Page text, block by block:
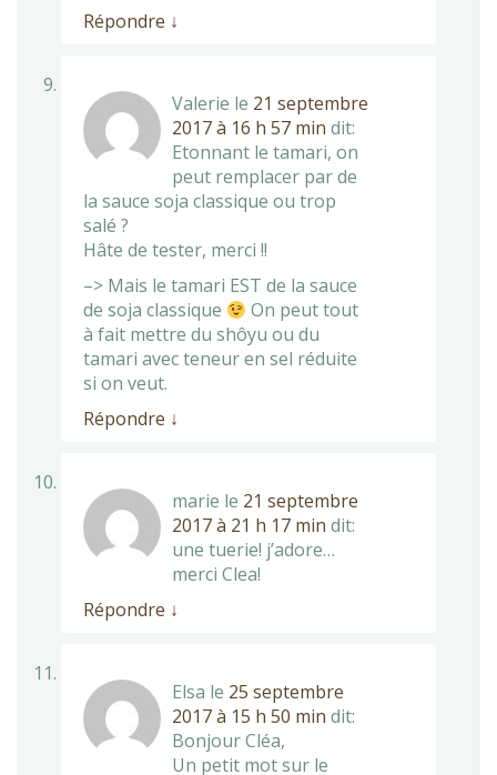
Répondre ↓
Valerie le 21 septembre
2017 à 16 h 57 min dit:
Etonnant le tamari, on
peut remplacer par de
la sauce soja classique ou trop
salé ?
Hâte de tester, merci !!
–> Mais le tamari EST de la sauce
de soja classique
On peut tout
à fait mettre du shôyu ou du
tamari avec teneur en sel réduite
si on veut.
Répondre ↓
marie le 21 septembre
2017 à 21 h 17 min dit:
une tuerie! j’adore…
merci Clea!
Répondre ↓
Elsa le 25 septembre
2017 à 15 h 50 min dit:
Bonjour Cléa,
Un petit mot sur le